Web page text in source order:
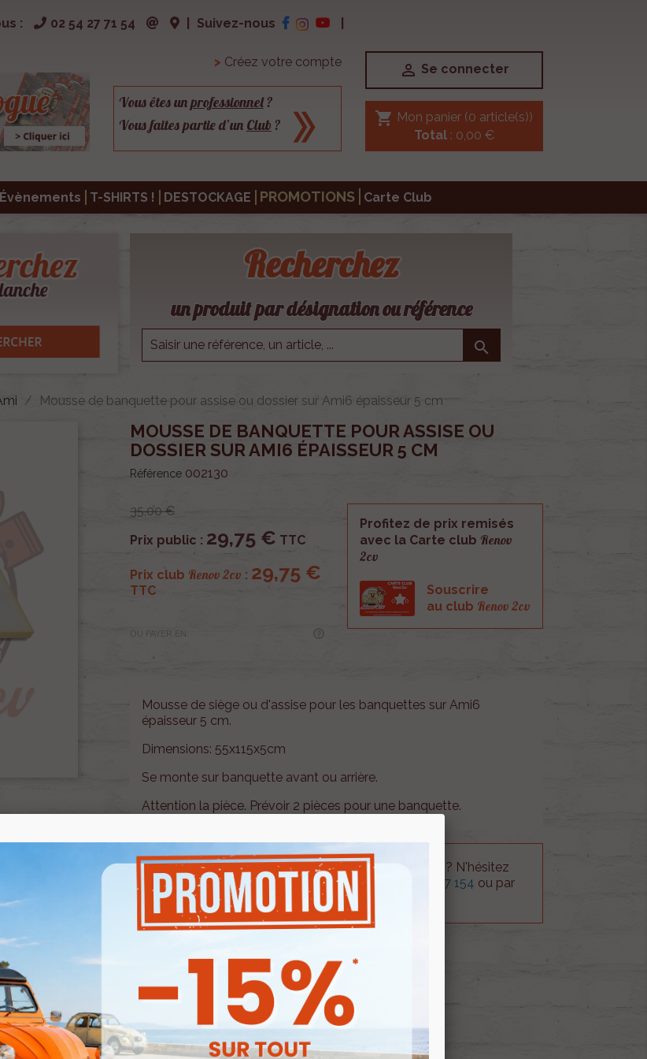
: 02 54 27 71 54 Suivez-nous
> Créez votre compte
Vous êtes unprofessionnel?
Vous faites partie d’un Club ?
 Se connecter
shopping_cart Mon panier (0 article(s))
Total: 0,00 €
Évènements T-SHIRTS ! DESTOCKAGE PROMOTIONS Carte Club
Recherchez
un produit par désignation ou référence

Mousse de banquette pour assise ou dossier sur Ami6 épaisseur 5 cm
MOUSSE DE BANQUETTE POUR ASSISE OU
DOSSIER SUR AMI6 ÉPAISSEUR 5 CM
Référence 002130
35,00 €
Prix public : 29,75 € TTC
Prix club Renov 2cv : 29,75 €
TTC
OU PAYER EN
Profitez de prix remisés
avec la Carte club Renov
2cv
Souscrire
au club Renov 2cv
Mousse de siège ou d'assise pour les banquettes sur Ami6
épaisseur 5 cm.
Dimensions: 55x115x5cm
Se monte sur banquette avant ou arrière.
Attention la pièce. Prévoir 2 pièces pour une banquette.
Besoin d'un renseignement technique sur le produit ? N'hésitez
pas à contacter notre service technique au
0254 277 154 ou par
mail àrenov2cv.technique@gmail.com
AJOUTER AU PANIER